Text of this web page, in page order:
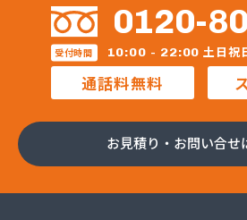
0120-
受付時間 10:00 - 22:00 土日祝
通話料無料
お見積り・お問い合せ